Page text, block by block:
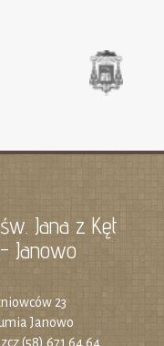
Jana z Kęt
Janowo
23
Janowo
(58) 671 64 64